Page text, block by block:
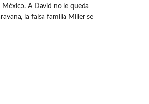
A David no le queda
la falsa familia Miller se